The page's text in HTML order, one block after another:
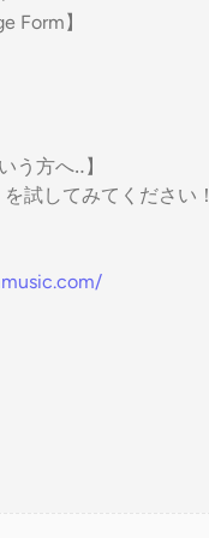
Form】
う方へ‥】
試してみてください